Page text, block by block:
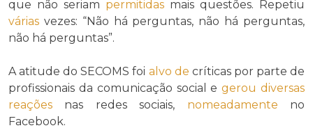
que não seriam permitidas mais questões. Repetiu
várias vezes: “Não há perguntas, não há perguntas,
não há perguntas”.
A atitude do SECOMS foi alvo de críticas por parte de
profissionais da comunicação social egerou diversas
reações nas redes sociais, nomeadamente no
Facebook.